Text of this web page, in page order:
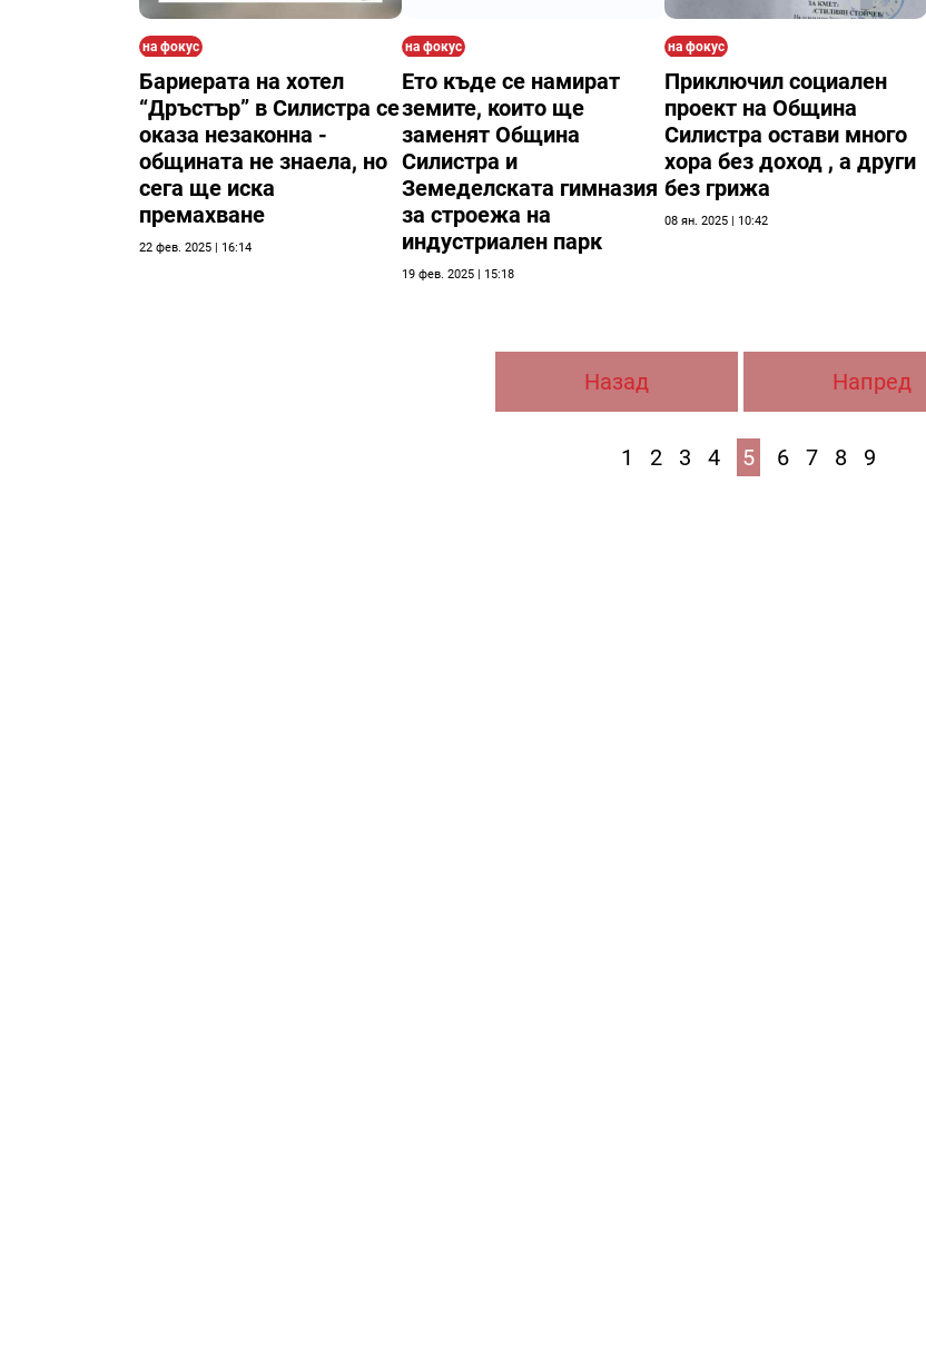
на фокус
Бариерата на хотел
“Дръстър” в Силистра се
оказа незаконна -
общината не знаела, но
сега ще иска
премахване
22 фев. 2025 | 16:14
на фокус
Ето къде се намират
земите, които ще
заменят Община
Силистра и
Земеделската гимназия
за строежа на
индустриален парк
19 фев. 2025 | 15:18
на фокус
Приключил социален
проект на Община
Силистра остави много
хора без доход , а други
без грижа
08 ян. 2025 | 10:42
Назад Напред
1 2 3 4 5 6 7 8 9